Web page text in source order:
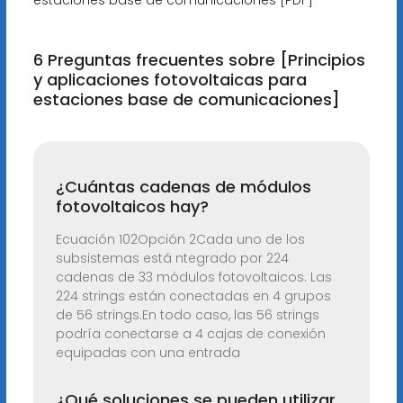
6 Preguntas frecuentes sobre [Principios
y aplicaciones fotovoltaicas para
estaciones base de comunicaciones]
¿Cuántas cadenas de módulos
fotovoltaicos hay?
Ecuación 102Opción 2Cada uno de los
subsistemas está ntegrado por 224
cadenas de 33 módulos fotovoltaicos. Las
224 strings están conectadas en 4 grupos
de 56 strings.En todo caso, las 56 strings
podría conectarse a 4 cajas de conexión
equipadas con una entrada